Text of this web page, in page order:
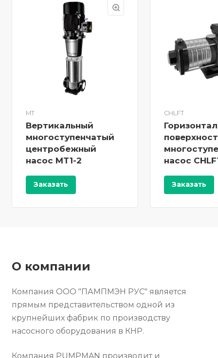
MT
Вертикальный
многоступенчатый
центробежный
насос MT1-2
Заказать
CHLFT
насос
Заказать
О компании
Компания ООО "ПАМПМЭН РУС" является
прямым представительством одной из
крупнейших фабрик по производству
насосного оборудования в КНР.
Компания PUMPMAN производит и